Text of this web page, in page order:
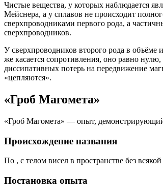
Чистые вещества, у которых наблюдается
Мейснера, а у сплавов не происходит
сверхпроводниками первого рода, а
сверхпроводников.
У сверхпроводников второго рода в объёме
же касается сопротивления, оно равно
диссипативных потерь на передвижение
«цепляются».
«Гроб Магомета»
«Гроб Магомета» — опыт,
Происхождение названия
По , с телом висел в пространстве без
Постановка опыта